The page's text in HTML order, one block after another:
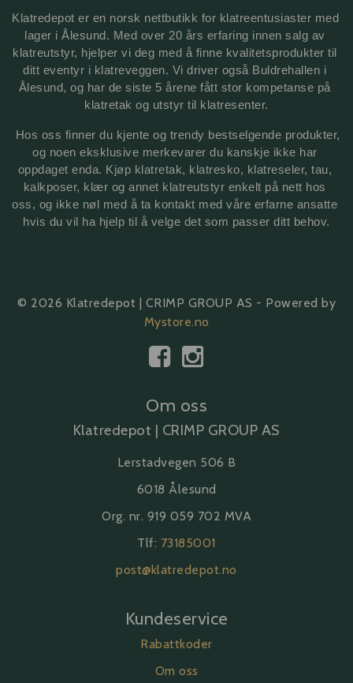
Klatredepot er en norsk nettbutikk for klatreentusiaster med
lager i Ålesund. Med over 20 års erfaring innen salg av
klatreutstyr, hjelper vi deg med å finne kvalitetsprodukter til
ditt eventyr i klatreveggen. Vi driver også Buldrehallen i
klatretak og utstyr til klatresenter.
Hos oss finner du kjente og trendy bestselgende produkter,
og noen eksklusive merkevarer du kanskje ikke har
oppdaget enda. Kjøp klatretak, klatresko, klatreseler, tau,
kalkposer, klær og annet klatreutstyr enkelt på nett hos
oss, og ikke nøl med å ta kontakt med våre erfarne ansatte
hvis du vil ha hjelp til å velge det som passer ditt behov.
© 2026 Klatredepot | CRIMP GROUP AS - Powered by
Mystore.no
Om oss
Klatredepot | CRIMP GROUP AS
Lerstadvegen 506 B
6018 Ålesund
Org. nr. 919 059 702 MVA
Tlf: 73185001
post@klatredepot.no
Kundeservice
Rabattkoder
Om oss